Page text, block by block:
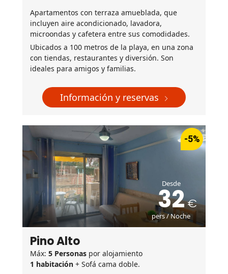
Apartamentos con terraza amueblada, que
incluyen aire acondicionado, lavadora,
microondas y cafetera entre sus comodidades.
Ubicados a 100 metros de la playa, en una zona
con tiendas, restaurantes y diversión. Son
ideales para amigos y familias.
Información y reservas
-5%
Desde
32
pers / Noche
Pino Alto
Máx: 5 Personas por alojamiento
1 habitación + Sofá cama doble.